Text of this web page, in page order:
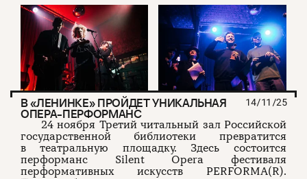
В «ЛЕНИНКЕ» ПРОЙДЕТ УНИКАЛЬНАЯ
ОПЕРА-ПЕРФОРМАНС
14/11/25
24 ноября Третий читальный зал Российской
государственной библиотеки превратится
в театральную площадку. Здесь состоится
перформанс Silent Opera фестиваля
перформативных искусств PERFORMA(R).